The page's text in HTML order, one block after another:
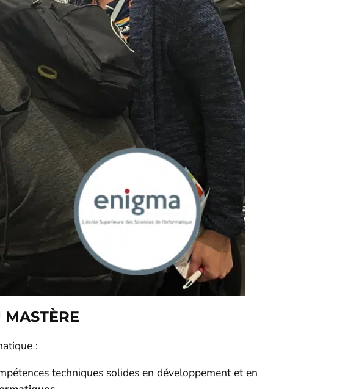
:
techniques solides en développement et en